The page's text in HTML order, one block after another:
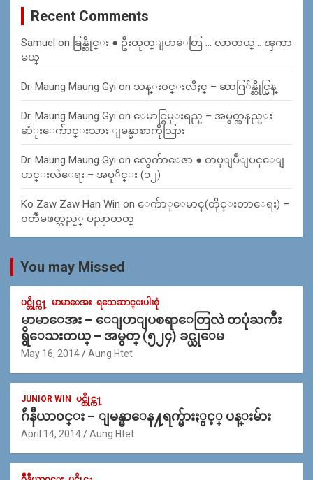
Recent Comments
Samuel on ခြန္ဆိုင္း ● ဦးထုတ္ျပာေတြ … လာတယ္… ၾကာ
မယ္
Dr. Maung Maung Gyi on သန္း၀င္းလိႈင္ – ဆာဂြ်န္ဆိုင္မြန္
Dr. Maung Maung Gyi on ေမာင္စြမ္းရည္ – အမွတ္အနည္း
ဆံုးေက်ာင္းသား ျမန္မာစာကိုသြား
Dr. Maung Maung Gyi on လွေက်ာေဇာ ● တပ္ျပဳျပင္ေျ
ပာင္းလဲေရး – အပုိင္း (၁၂)
Ko Zaw Zaw Han Win on ေက်ာ္ေမာင္(တိုင္းတာေရး) –
၀တၳဳမဖတ္သည့္ ပညာတတ္
You may Missed
ပင္တိုင္က႑ မာမာေအး ရသေဆာင္းပါးစုံ
မာမာေအး – ေျပာျပစရာေတြလဲ တပုံႀကီး
ရွိေသးတယ္ – အမွတ္ (၅၂၄) ခင္ယုေမ
May 16, 2014 Aung Htet
JUNIOR WIN ပင္တိုင္က႑
ဂ်ဴနီယာ၀င္း – ျမန္မာေန႔ရက္မ်ားႏွင့္ ပန္းမ်ား
April 14, 2014 Aung Htet